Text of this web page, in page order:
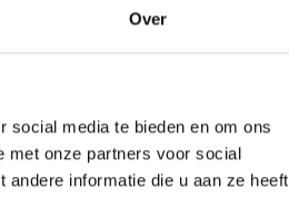
Over
social media te bieden en om ons
met onze partners voor social
informatie die u aan ze heeft